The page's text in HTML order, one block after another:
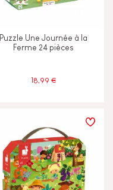
Puzzle Une Journée à la
Ferme 24 pièces
18,99 €